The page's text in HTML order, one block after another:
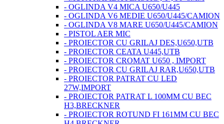
- OGLINDA V4 MICA U650/U445
- OGLINDA V6 MEDIE U650/U445/CAMION
- OGLINDA V8 MARE U650/U445/CAMION
- PISTOL AER MIC
- PROIECTOR CU GRILAJ DES,U650,UTB
- PROIECTOR CEATA U445,UTB
- PROIECTOR CROMAT U650 , IMPORT
- PROIECTOR CU GRILAJ RAR,U650,UTB
- PROIECTOR PATRAT CU LED
27W,IMPORT
- PROIECTOR PATRAT L 100MM CU BEC
H3,BRECKNER
- PROIECTOR ROTUND FI 161MM CU BEC